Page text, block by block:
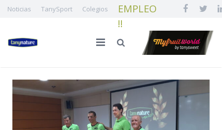
Noticias TanySport Colegios
EMPLEO
!!
INICIO
CALIDAD E INNOVACIÓN